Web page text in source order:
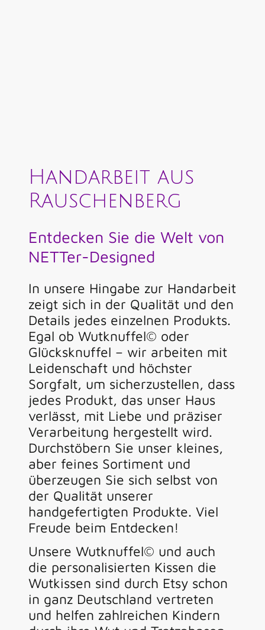
Handarbeit aus
Rauschenberg
Entdecken Sie die Welt von
NETTer-Designed
In unsere Hingabe zur Handarbeit
zeigt sich in der Qualität und den
Details jedes einzelnen Produkts.
Egal ob Wutknuffel© oder
Glücksknuffel – wir arbeiten mit
Leidenschaft und höchster
Sorgfalt, um sicherzustellen, dass
jedes Produkt, das unser Haus
verlässt, mit Liebe und präziser
Verarbeitung hergestellt wird.
Durchstöbern Sie unser kleines,
aber feines Sortiment und
überzeugen Sie sich selbst von
der Qualität unserer
handgefertigten Produkte. Viel
Freude beim Entdecken!
Unsere Wutknuffel© und auch
die personalisierten Kissen die
Wutkissen sind durch Etsy schon
in ganz Deutschland vertreten
und helfen zahlreichen Kindern